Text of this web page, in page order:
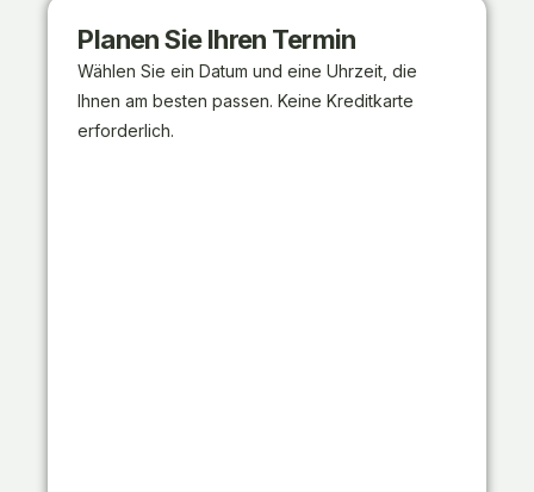
Planen Sie Ihren Termin
Wählen Sie ein Datum und eine Uhrzeit, die
Ihnen am besten passen. Keine Kreditkarte
erforderlich.